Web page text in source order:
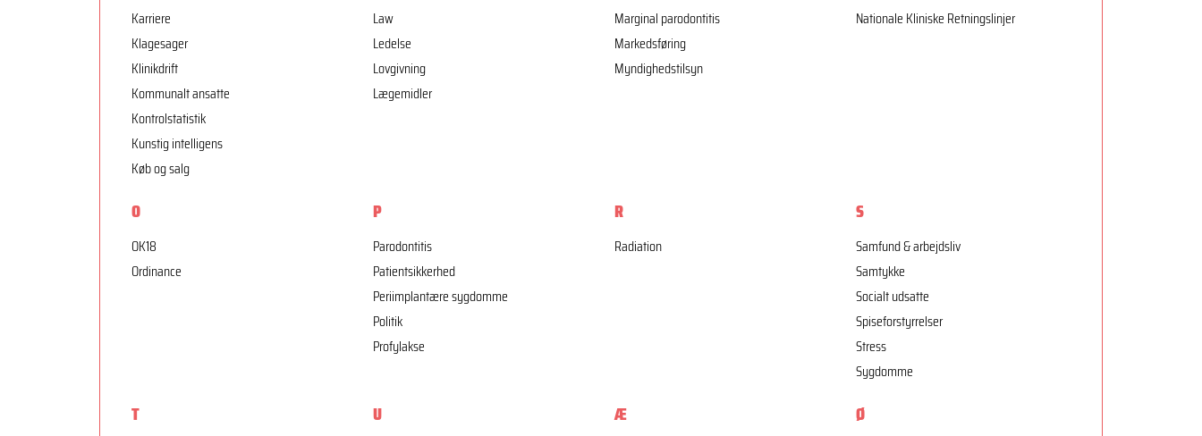
Karriere
Klagesager
Klinikdrift
Kommunalt ansatte
Kontrolstatistik
Kunstig intelligens
Køb og salg
Law
Ledelse
Lovgivning
Lægemidler
Marginal parodontitis
Markedsføring
Myndighedstilsyn
Nationale Kliniske Retningslinjer
O
OK18
Ordinance
P
Parodontitis
Patientsikkerhed
Periimplantære sygdomme
Politik
Profylakse
R
Radiation
S
Samfund & arbejdsliv
Samtykke
Socialt udsatte
Spiseforstyrrelser
Stress
Sygdomme
T U Æ Ø